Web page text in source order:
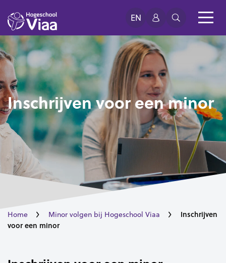
EN
Inschrijven voor een minor
Home Minor volgen bij Hogeschool Viaa
Inschrijven
voor een minor